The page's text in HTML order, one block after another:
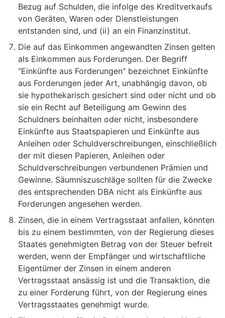
Bezug auf Schulden, die infolge des Kreditverkaufs
von Geräten, Waren oder Dienstleistungen
entstanden sind, und (ii) an ein Finanzinstitut.
Die auf das Einkommen angewandten Zinsen gelten
als Einkommen aus Forderungen. Der Begriff
"Einkünfte aus Forderungen" bezeichnet Einkünfte
aus Forderungen jeder Art, unabhängig davon, ob
sie hypothekarisch gesichert sind oder nicht und ob
sie ein Recht auf Beteiligung am Gewinn des
Schuldners beinhalten oder nicht, insbesondere
Einkünfte aus Staatspapieren und Einkünfte aus
Anleihen oder Schuldverschreibungen, einschließlich
der mit diesen Papieren, Anleihen oder
Schuldverschreibungen verbundenen Prämien und
Gewinne. Säumniszuschläge sollten für die Zwecke
des entsprechenden DBA nicht als Einkünfte aus
Forderungen angesehen werden.
Zinsen, die in einem Vertragsstaat anfallen, könnten
bis zu einem bestimmten, von der Regierung dieses
Staates genehmigten Betrag von der Steuer befreit
werden, wenn der Empfänger und wirtschaftliche
Eigentümer der Zinsen in einem anderen
Vertragsstaat ansässig ist und die Transaktion, die
zu einer Forderung führt, von der Regierung eines
Vertragsstaates genehmigt wurde.